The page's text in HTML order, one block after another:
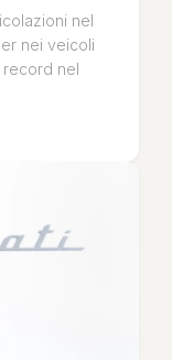
nel
nei veicoli
record nel